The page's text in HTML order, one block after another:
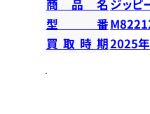
商品名 ジッピ
型番
買取時期2025